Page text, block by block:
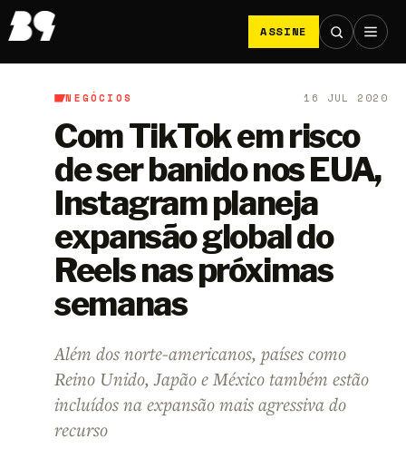
ASSINE
B9/Negócios
NEGÓCIOS 16 JUL 2020
Com TikTok em risco
de ser banido nos EUA,
Instagram planeja
expansão global do
Reels nas próximas
semanas
Além dos norte-americanos, países como
Reino Unido, Japão e México também estão
incluídos na expansão mais agressiva do
recurso